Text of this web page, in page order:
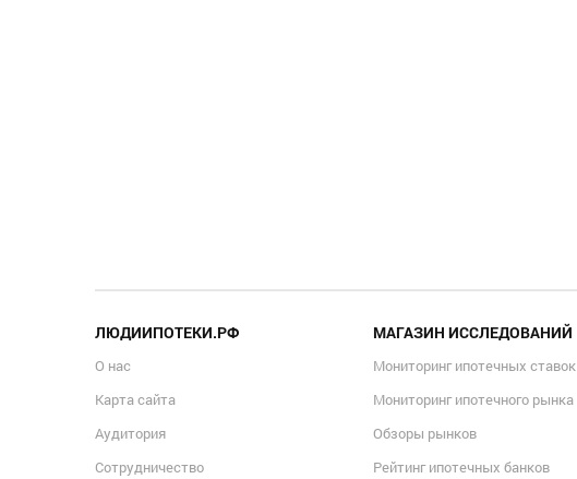
ЛЮДИИПОТЕКИ.РФ
О нас
Карта сайта
Аудитория
Сотрудничество
МАГАЗИН ИССЛЕДОВАНИЙ
Мониторинг ипотечных ставок
Мониторинг ипотечного рынка
Обзоры рынков
Рейтинг ипотечных банков